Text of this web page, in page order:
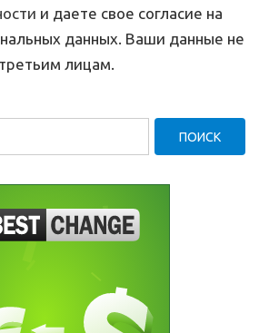
и даете свое согласие на
данных. Ваши данные не
лицам.